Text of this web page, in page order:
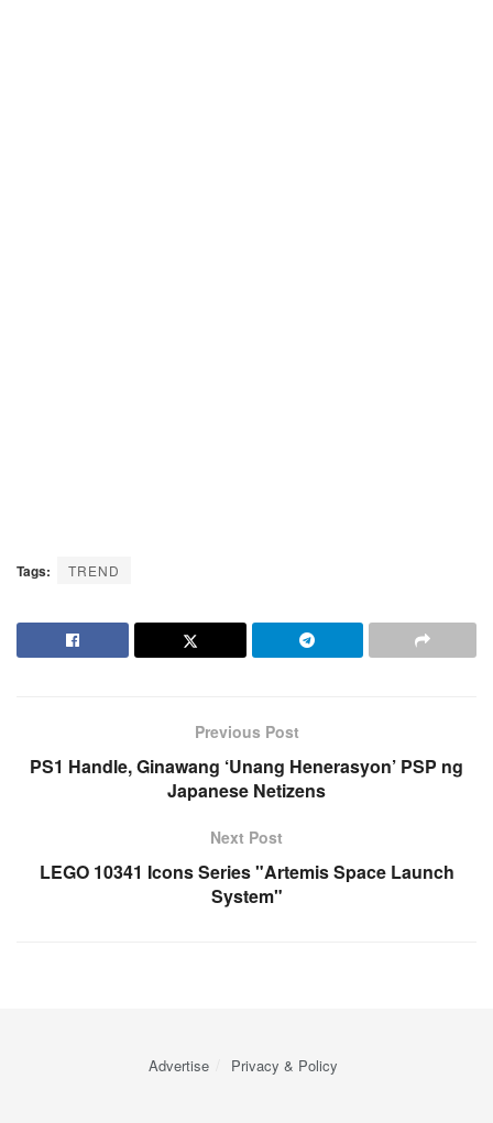
Tags: TREND
Previous Post
PS1 Handle, Ginawang ‘Unang Henerasyon’ PSP ng
Japanese Netizens
Next Post
LEGO 10341 Icons Series "Artemis Space Launch
System"
Advertise Privacy & Policy